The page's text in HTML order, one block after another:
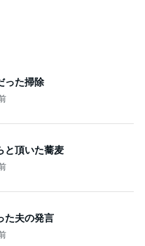
った掃除
と頂いた蕎麦
た夫の発言